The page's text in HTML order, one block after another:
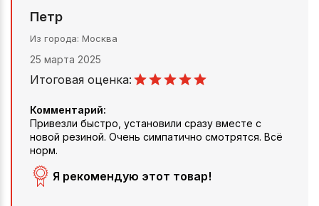
Петр
Из города Москва
25 марта 2025
Итоговая оценка:
Комментарий:
Привезли быстро, установили сразу вместе с
новой резиной. Очень симпатично смотрятся. Всё
норм.
Я рекомендую этот товар!